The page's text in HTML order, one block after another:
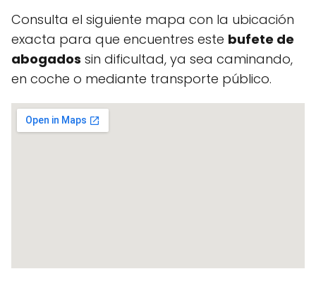
Consulta el siguiente mapa con la ubicación
exacta para que encuentres este bufete de
abogados sin dificultad, ya sea caminando,
en coche o mediante transporte público.